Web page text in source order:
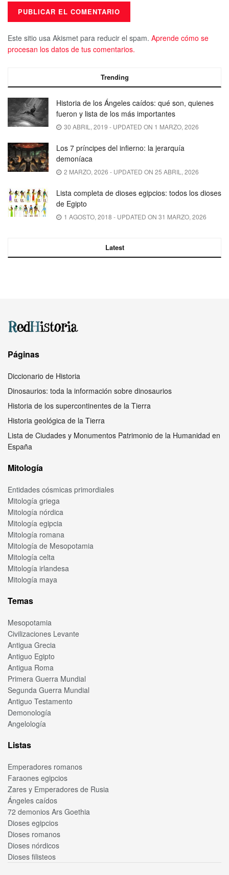
Este sitio usa Akismet para reducir el spam. Aprende cómo se
procesan los datos de tus comentarios.
Trending
Historia de los Ángeles caídos: qué son, quienes
fueron y lista de los más importantes
30 ABRIL, 2019 - UPDATED ON 1 MARZO, 2026
Los 7 príncipes del infierno: la jerarquía
demoníaca
2 MARZO, 2026 - UPDATED ON 25 ABRIL, 2026
Lista completa de dioses egipcios: todos los dioses
de Egipto
1 AGOSTO, 2018 - UPDATED ON 31 MARZO, 2026
Latest
Páginas
Diccionario de Historia
Dinosaurios: toda la información sobre dinosaurios
Historia de los supercontinentes de la Tierra
Historia geológica de la Tierra
Lista de Ciudades y Monumentos Patrimonio de la Humanidad en
España
Mitología
Entidades cósmicas primordiales
Mitología griega
Mitología nórdica
Mitología egipcia
Mitología romana
Mitología de Mesopotamia
Mitología celta
Mitología irlandesa
Mitología maya
Temas
Mesopotamia
Civilizaciones Levante
Antigua Grecia
Antiguo Egipto
Antigua Roma
Primera Guerra Mundial
Segunda Guerra Mundial
Antiguo Testamento
Demonología
Angelología
Listas
Emperadores romanos
Faraones egipcios
Zares y Emperadores de Rusia
Ángeles caídos
72 demonios Ars Goethia
Dioses egipcios
Dioses romanos
Dioses nórdicos
Dioses filisteos